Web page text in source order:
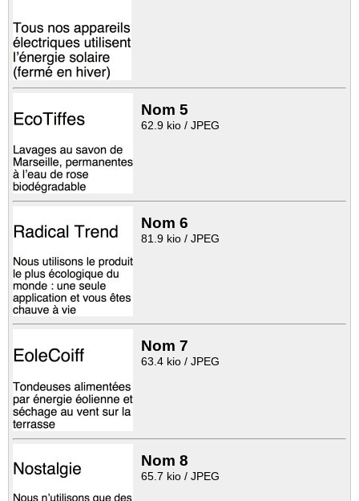
Nom 5
62.9 kio / JPEG
Nom 6
81.9 kio / JPEG
Nom 7
63.4 kio / JPEG
Nom 8
65.7 kio / JPEG